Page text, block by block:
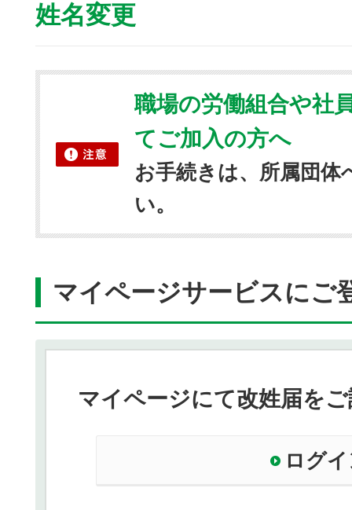
姓名変更
職場の労働組合や社
てご加入の方へ
お手続きは、所属団
い。
マイページサービスにご
マイページにて改姓届を
ログ